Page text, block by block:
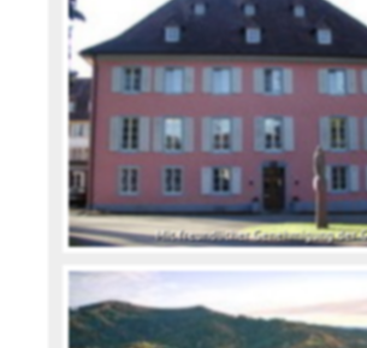
Mit freundlicher Genehmigung der